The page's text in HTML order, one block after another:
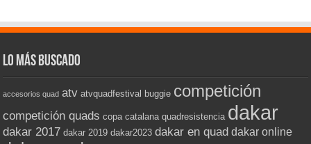
Lo más buscado
accesorios quad atv atvquadfestival buggie competición
competición quads copa catalana quadresistencia dakar
dakar 2017 dakar 2019 dakar2023 dakar en quad dakar online